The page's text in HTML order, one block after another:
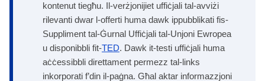
kontenut tiegħu. Il-verżjonijiet uffiċjali tal-avviżi
rilevanti dwar l-offerti huma dawk ippubblikati fis-
Suppliment tal-Ġurnal Uffiċjali tal-Unjoni Ewropea
u disponibbli fit-TED. Dawk it-testi uffiċjali huma
aċċessibbli direttament permezz tal-links
inkorporati f’din il-paġna. Għal aktar informazzjoni